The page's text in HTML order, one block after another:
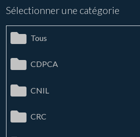
Sélectionner une catégorie
Tous
CDPCA
CNIL
CRC